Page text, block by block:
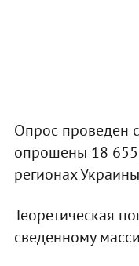
Опрос проведен
опрошены 18 655
регионах
Теоретическая
сведенному